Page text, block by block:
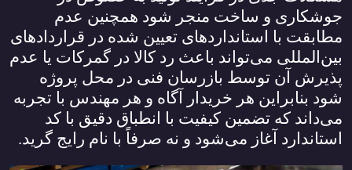
جوشکاری و ساخت منجر شود همچنین عدم
مطابقت با استانداردهای تعیین شده در قراردادهای
بین‌المللی می‌تواند باعث رد کالا در گمرکات یا عدم
پذیرش آن توسط بازرسان فنی در محل پروژه
شود بنابراین هر خریدار آگاه و هر مهندس با تجربه
می‌داند که تضمین کیفیت با انطباق دقیق با کد
استاندارد آغاز می‌شود و نه صرفاً با نام رایج گرید.